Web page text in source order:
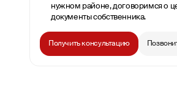
нужном районе, договоримся о
документы собственника.
Получить консультацию